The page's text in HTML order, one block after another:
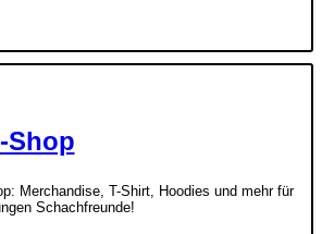
Shop
Merchandise, T-Shirt, Hoodies und mehr für
Schachfreunde!